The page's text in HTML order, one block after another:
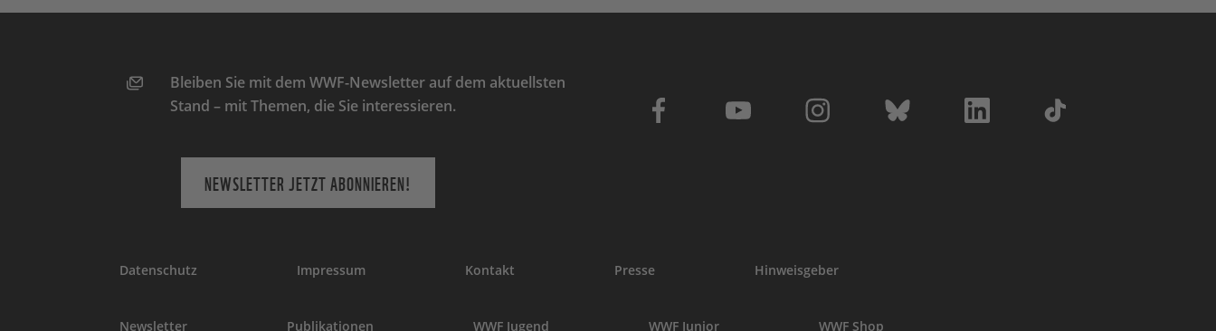
Bleiben Sie mit dem WWF-Newsletter auf dem aktuellsten
Stand – mit Themen, die Sie interessieren.
NEWSLETTER JETZT ABONNIEREN!
Datenschutz Impressum Kontakt Presse Hinweisgeber
Newsletter Publikationen WWF Jugend WWF Junior WWF Shop